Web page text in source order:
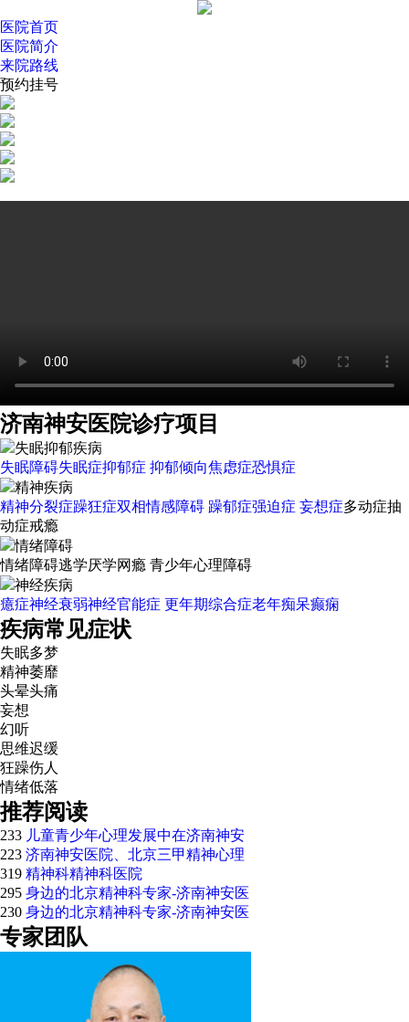
医院首页
医院简介
来院路线
预约挂号
济南神安医院诊疗项目
失眠抑郁疾病
失眠障碍失眠症抑郁症 抑郁倾向焦虑症恐惧症
精神疾病
精神分裂症躁狂症双相情感障碍 躁郁症强迫症 妄想症多动症抽
动症戒瘾
情绪障碍
情绪障碍逃学厌学网瘾 青少年心理障碍
神经疾病
癔症神经衰弱神经官能症 更年期综合症老年痴呆癫痫
疾病常见症状
失眠多梦
精神萎靡
头晕头痛
妄想
幻听
思维迟缓
狂躁伤人
情绪低落
推荐阅读
233 儿童青少年心理发展中在济南神安
223 济南神安医院、北京三甲精神心理
319 精神科精神科医院
295 身边的北京精神科专家-济南神安医
230 身边的北京精神科专家-济南神安医
专家团队